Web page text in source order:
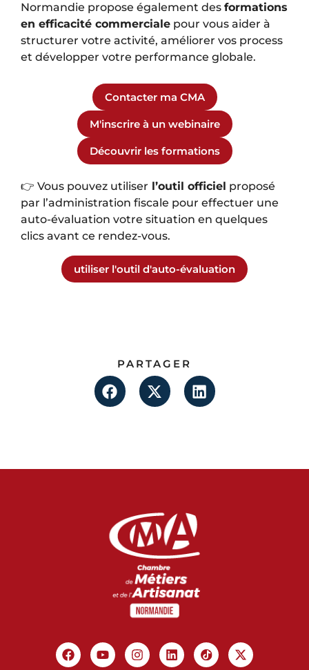
Normandie propose également des formations
en efficacité commerciale pour vous aider à
structurer votre activité, améliorer vos process
et développer votre performance globale.
Contacter ma CMA
M'inscrire à un webinaire
Découvrir les formations
👉 Vous pouvez utiliser l’outil officiel proposé
par l’administration fiscale pour effectuer une
auto-évaluation votre situation en quelques
clics avant ce rendez-vous.
utiliser l'outil d'auto-évaluation
PARTAGER